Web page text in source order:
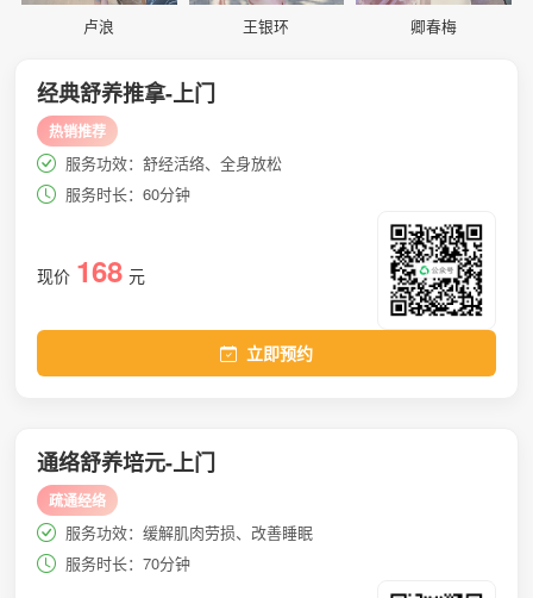
卢浪 王银环 卿春梅
经典舒养推拿-上门
热销推荐
服务功效：舒经活络、全身放松
服务时长：60分钟
现价 168 元
立即预约
通络舒养培元-上门
疏通经络
服务功效：缓解肌肉劳损、改善睡眠
服务时长：70分钟